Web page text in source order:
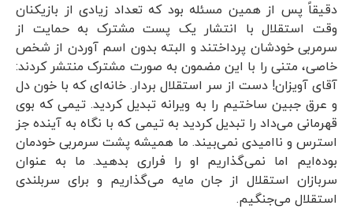
دقیقاً پس از همین مسئله بود که تعداد زیادی از بازیکنان
وقت استقلال با انتشار یک پست مشترک به حمایت از
سرمربی خودشان پرداختند و البته بدون اسم آوردن از شخص
خاصی، متنی را با این مضمون به صورت مشترک منتشر کردند:
آقای آویزان! دست از سر استقلال بردار. خانه‌ای که با خون دل
و عرق جبین ساختیم را به ویرانه تبدیل کردید. تیمی که بوی
قهرمانی می‌داد را تبدیل کردید به تیمی که با نگاه به آینده جز
استرس و ناامیدی نمی‌بیند. ما همیشه پشت سرمربی خودمان
بوده‌ایم اما نمی‌گذاریم او را فراری بدهید. ما به عنوان
سربازان استقلال از جان مایه می‌گذاریم و برای سربلندی
استقلال می‌جنگیم.